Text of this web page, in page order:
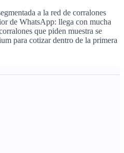
a la red de corralones
de WhatsApp: llega con mucha
que piden muestra se
para cotizar dentro de la primera